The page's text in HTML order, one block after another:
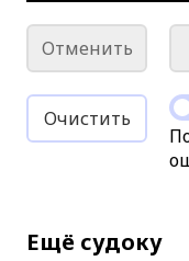
Отменить
Очистить
Ещё судоку